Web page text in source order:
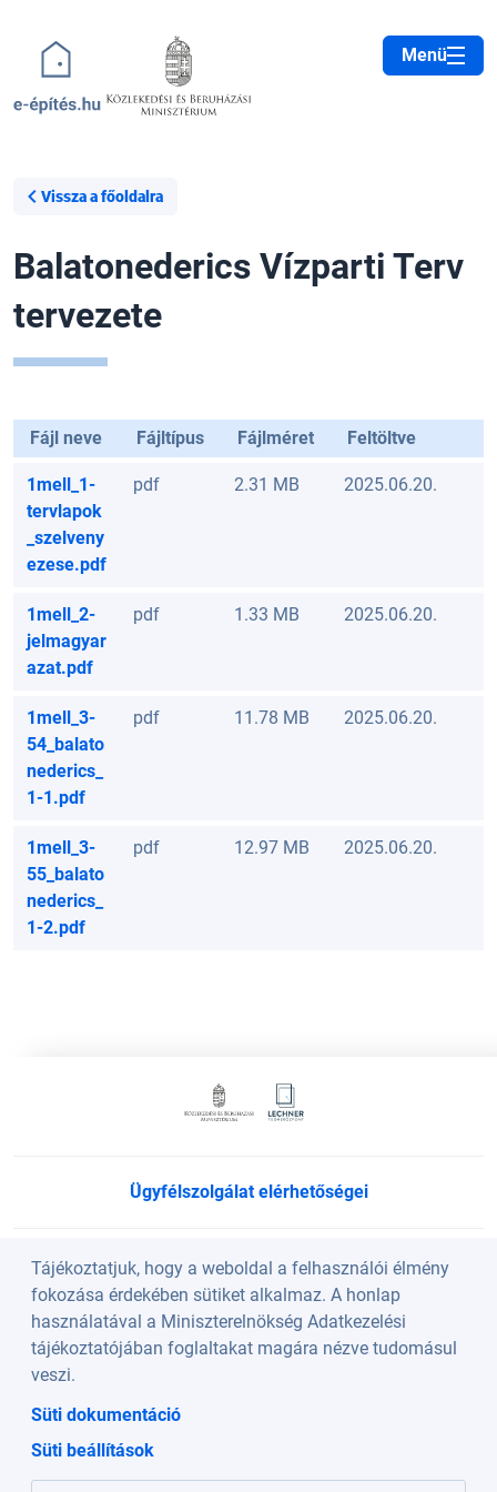
Menü
Vissza a főoldalra
Balatonederics Vízparti Terv
tervezete
Fájl neve Fájltípus Fájlméret Feltöltve
1mell_1-
tervlapok
_szelveny
ezese.pdf
pdf 2.31 MB 2025.06.20.
1mell_2-
jelmagyar
azat.pdf
pdf 1.33 MB 2025.06.20.
1mell_3-
54_balato
nederics_
1-1.pdf
pdf 11.78 MB 2025.06.20.
1mell_3-
55_balato
nederics_
1-2.pdf
pdf 12.97 MB 2025.06.20.
Tájékoztatjuk, hogy a weboldal a felhasználói élmény
fokozása érdekében sütiket alkalmaz. A honlap
használatával a Miniszterelnökség Adatkezelési
tájékoztatójában foglaltakat magára nézve tudomásul
veszi.
Süti dokumentáció
Süti beállítások
Ügyfélszolgálat elérhetőségei
Süti beállítások
Köszöntő
A weboldalt a Lechner Nonprofit Kft. üzemelteti a